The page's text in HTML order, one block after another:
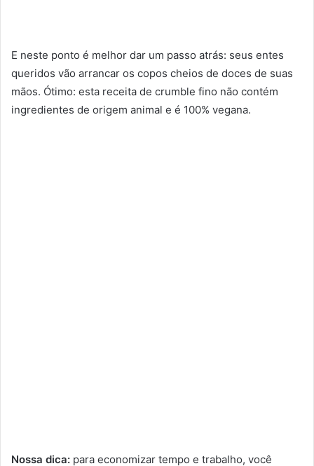
E neste ponto é melhor dar um passo atrás: seus entes
queridos vão arrancar os copos cheios de doces de suas
mãos. Ótimo: esta receita de crumble fino não contém
ingredientes de origem animal e é 100% vegana.
Nossa dica: para economizar tempo e trabalho, você